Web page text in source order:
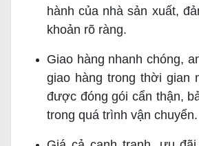
hành của nhà sản xuất,
khoản rõ ràng.
Giao hàng nhanh chóng,
giao hàng trong thời gian
được đóng gói cẩn thận,
trong quá trình vận chuyển.